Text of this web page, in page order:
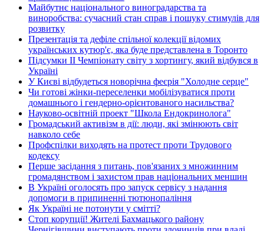
Майбутнє національного виноградарства та
виноробства: сучасний стан справ і пошуку стимулів для
розвитку
Презентація та дефіле спільної колекції відомих
українських кутюр'є, яка буде представлена в Торонто
Підсумки ІІ Чемпіонату світу з хортингу, який відбувся в
Україні
У Києві відбудеться новорічна феєрія "Холодне серце"
Чи готові жінки-переселенки мобілізуватися проти
домашнього і гендерно-орієнтованого насильства?
Науково-освітній проект "Школа Ендокринолога"
Громадський активізм в дії: люди, які змінюють світ
навколо себе
Профспілки виходять на протест проти Трудового
кодексу
Перше засідання з питань, пов'язаних з множинним
громадянством і захистом прав національних меншин
В Україні оголосять про запуск сервісу з надання
допомоги в припиненні тютюнопаління
Як Україні не потонути у смітті?
Стоп корупції! Жителі Бахмацького району